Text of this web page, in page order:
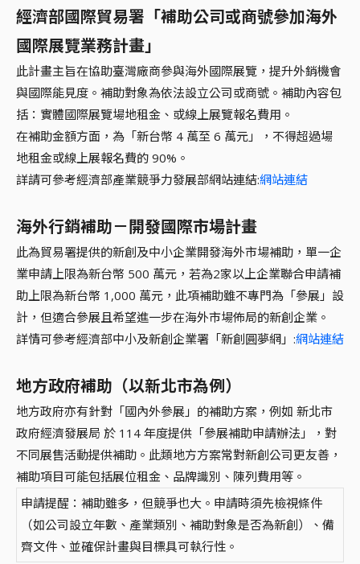
經濟部國際貿易署「補助公司或商號參加海外
國際展覽業務計畫」
此計畫主旨在協助臺灣廠商參與海外國際展覽，提升外銷機會
與國際能見度。補助對象為依法設立公司或商號。補助內容包
括：實體國際展覽場地租金、或線上展覽報名費用。
在補助金額方面，為「新台幣 4 萬至 6 萬元」，不得超過場
地租金或線上展報名費的 90%。
詳請可參考經濟部產業競爭力發展部網站連結:網站連結
海外行銷補助－開發國際市場計畫
此為貿易署提供的新創及中小企業開發海外市場補助，單一企
業申請上限為新台幣 500 萬元，若為2家以上企業聯合申請補
助上限為新台幣 1,000 萬元，此項補助雖不專門為「參展」設
計，但適合參展且希望進一步在海外市場佈局的新創企業。
詳情可參考經濟部中小及新創企業署「新創圓夢網」:網站連結
地方政府補助（以新北市為例）
地方政府亦有針對「國內外參展」的補助方案，例如 新北市
政府經濟發展局 於 114 年度提供「參展補助申請辦法」，對
不同展售活動提供補助。此類地方方案常對新創公司更友善，
補助項目可能包括展位租金、品牌識別、陳列費用等。
申請提醒：補助雖多，但競爭也大。申請時須先檢視條件
（如公司設立年數、產業類別、補助對象是否為新創）、備
齊文件、並確保計畫與目標具可執行性。